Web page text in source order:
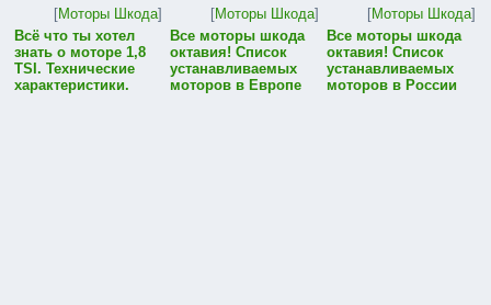
[Моторы Шкода]
Всё что ты хотел
знать о моторе 1,8
TSI. Технические
характеристики.
[Моторы Шкода]
Все моторы шкода
октавия! Список
устанавливаемых
моторов в Европе
[Моторы Шкода]
Все моторы шкода
октавия! Список
устанавливаемых
моторов в России